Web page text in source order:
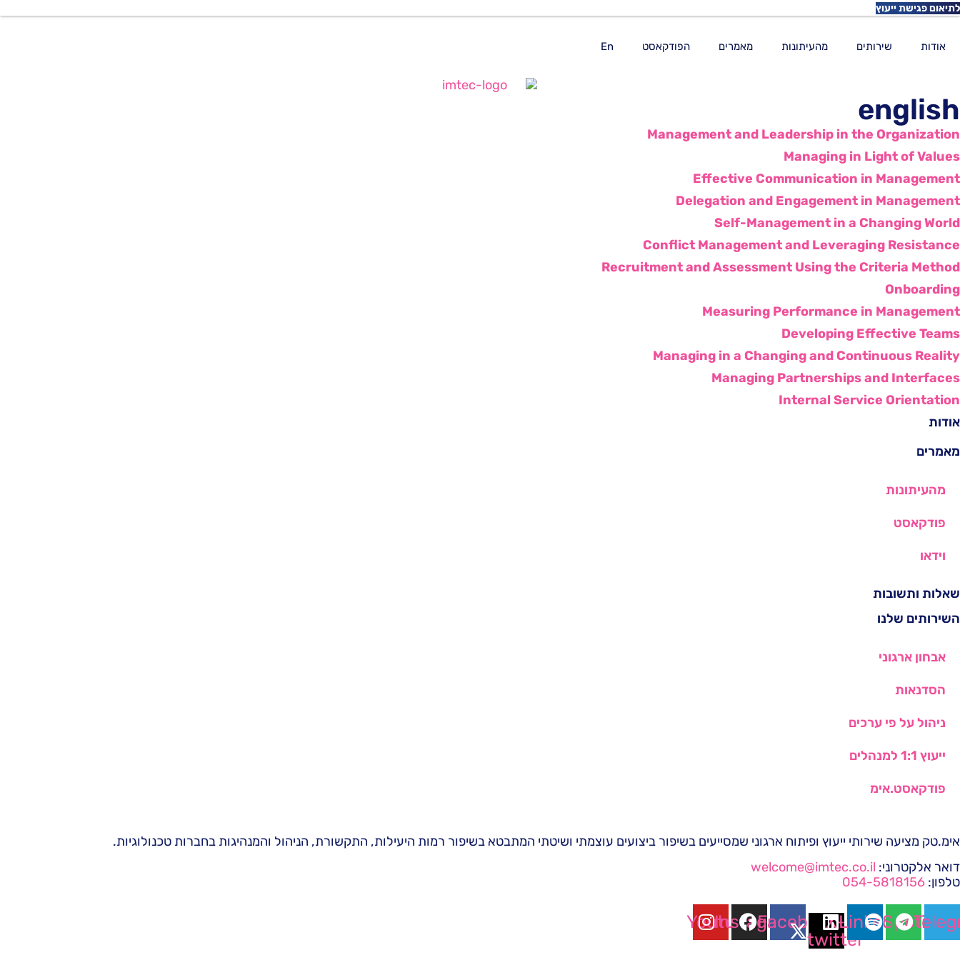
לתיאום פגישת ייעוץ
אודות שירותים מהעיתונות מאמרים הפודקאסט En
english
Management and Leadership in the Organization
Managing in Light of Values
Effective Communication in Management
Delegation and Engagement in Management
Self-Management in a Changing World
Conflict Management and Leveraging Resistance
Recruitment and Assessment Using the Criteria Method
Onboarding
Measuring Performance in Management
Developing Effective Teams
Managing in a Changing and Continuous Reality
Managing Partnerships and Interfaces
Internal Service Orientation
אודות
מאמרים
מהעיתונות
פודקאסט
וידאו
שאלות ותשובות
השירותים שלנו
אבחון ארגוני
הסדנאות
ניהול על פי ערכים
ייעוץ 1:1 למנהלים
פודקאסט.אימ
אימ.טק מציעה שירותי ייעוץ ופיתוח ארגוני שמסייעים בשיפור ביצועים עוצמתי ושיטתי המתבטא בשיפור רמות היעילות, התקשורת, הניהול והמנהיגות בחברות טכנולוגיות.
דואר אלקטרוני: welcome@imtec.co.il
טלפון: 054-5818156
Spotify
Linkedin
X-
twitter
Facebook
Instagram
Youtube